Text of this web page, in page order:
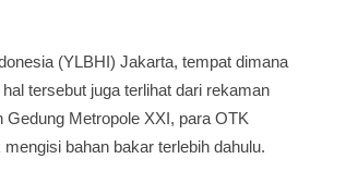
(YLBHI) Jakarta, tempat dimana
tersebut juga terlihat dari rekaman
Metropole XXI, para OTK
bahan bakar terlebih dahulu.